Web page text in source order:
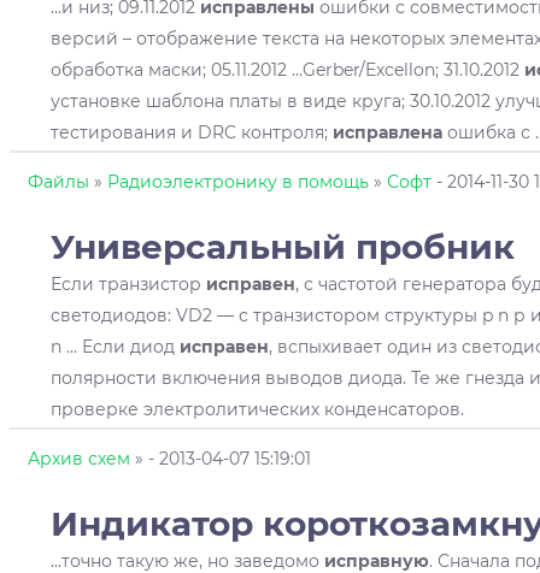
...и низ; 09.11.2012 исправлены ошибки с
версий – отображение текста на некоторых
обработка маски; 05.11.2012 ...Gerber/Excellon; 31.10.2012
установке шаблона платы в виде круга; 30.10.2012
тестирования и DRC контроля; исправленаошибка с
Файлы » Радиоэлектронику в помощь » Софт - 2014-11-30
Универсальный пробник
Если транзистор исправен, с частотой генератора
светодиодов: VD2 — с транзистором структуры p n р
n ... Если диод исправен, вспыхивает один из
полярности включения выводов диода. Те же гнезда
проверке электролитических конденсаторов.
Архив схем » - 2013-04-07 15:19:01
Индикатор
...точно такую же, но заведомо исправную. Сначала